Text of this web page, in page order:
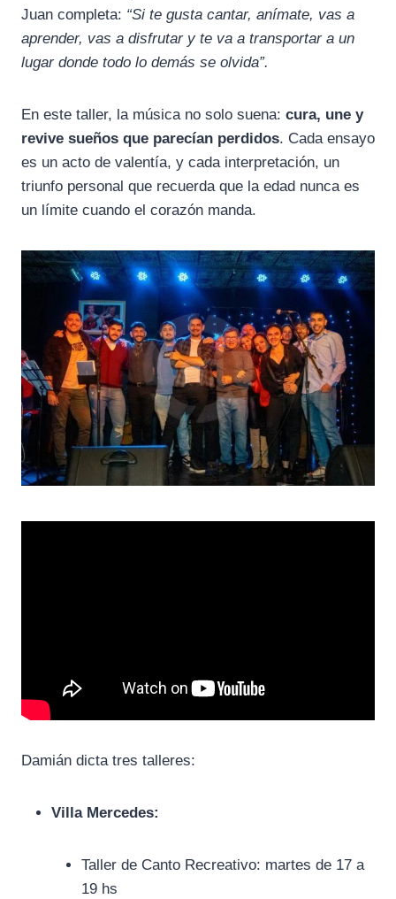
Juan completa: “Si te gusta cantar, anímate, vas a
aprender, vas a disfrutar y te va a transportar a un
lugar donde todo lo demás se olvida”.
En este taller, la música no solo suena: cura, une y
revive sueños que parecían perdidos. Cada ensayo
es un acto de valentía, y cada interpretación, un
triunfo personal que recuerda que la edad nunca es
un límite cuando el corazón manda.
Damián dicta tres talleres:
Villa Mercedes:
Taller de Canto Recreativo: martes de 17 a
19 hs